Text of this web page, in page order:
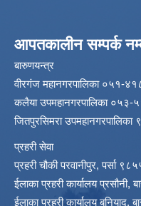
आपतकालीन सम्पर्क
बारुणयन्त्र
वीरगंज महानगरपालिका ०५१-
कलैया उपमहानगरपालिका ०५३-
जितपुरसिमरा
प्रहरी सेवा
प्रहरी चौकी परवानीपुर, पर्सा
ईलाका प्रहरी कार्यालय
ईलाका प्रहरी कार्यालय